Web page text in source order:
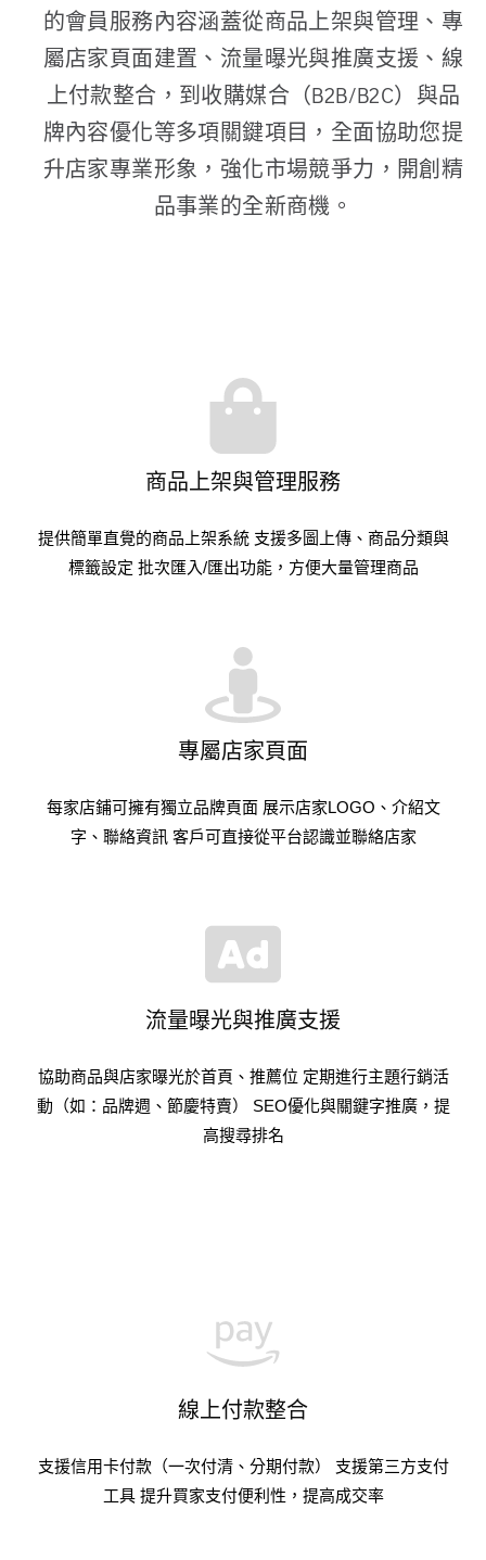
的會員服務內容涵蓋從商品上架與管理、專
屬店家頁面建置、流量曝光與推廣支援、線
上付款整合，到收購媒合（B2B/B2C）與品
牌內容優化等多項關鍵項目，全面協助您提
升店家專業形象，強化市場競爭力，開創精
品事業的全新商機。
商品上架與管理服務
提供簡單直覺的商品上架系統 支援多圖上傳、商品分類與
標籤設定 批次匯入/匯出功能，方便大量管理商品
專屬店家頁面
每家店鋪可擁有獨立品牌頁面 展示店家LOGO、介紹文
字、聯絡資訊 客戶可直接從平台認識並聯絡店家
流量曝光與推廣支援
協助商品與店家曝光於首頁、推薦位 定期進行主題行銷活
動（如：品牌週、節慶特賣） SEO優化與關鍵字推廣，提
高搜尋排名
線上付款整合
支援信用卡付款（一次付清、分期付款） 支援第三方支付
工具 提升買家支付便利性，提高成交率